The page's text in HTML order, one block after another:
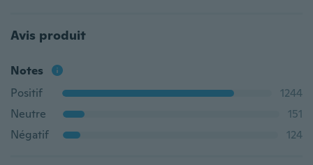
Avis produit
Notes
Positif
1244
Neutre
151
Négatif
124